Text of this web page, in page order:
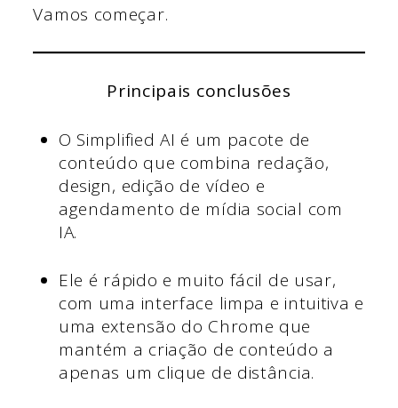
Vamos começar.
Principais conclusões
O Simplified AI é um pacote de
conteúdo que combina redação,
design, edição de vídeo e
agendamento de mídia social com
IA.
Ele é rápido e muito fácil de usar,
com uma interface limpa e intuitiva e
uma extensão do Chrome que
mantém a criação de conteúdo a
apenas um clique de distância.